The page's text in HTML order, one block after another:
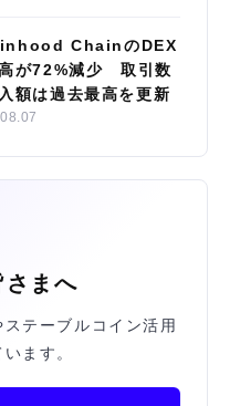
ChainのDEX
が72%減少 取引数
額は過去最高を更新
さまへ
テーブルコイン活用
ます。